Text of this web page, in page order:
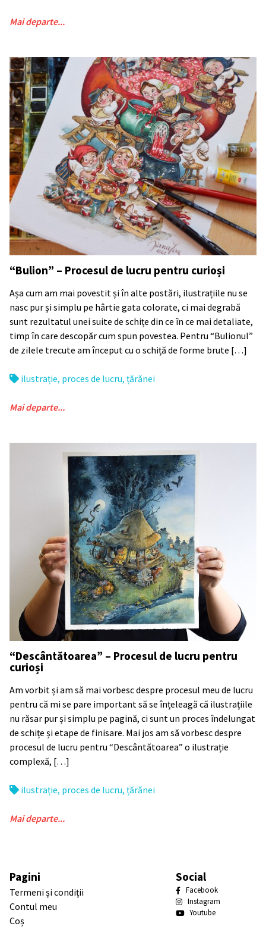
Mai departe...
“Bulion” – Procesul de lucru pentru curioși
Așa cum am mai povestit și în alte postări, ilustrațiile nu se
nasc pur și simplu pe hârtie gata colorate, ci mai degrabă
sunt rezultatul unei suite de schițe din ce în ce mai detaliate,
timp în care descopăr cum spun povestea. Pentru “Bulionul”
de zilele trecute am început cu o schiță de forme brute […]
ilustrație, proces de lucru, țărănei
Mai departe...
“Descântătoarea” – Procesul de lucru pentru
curioși
Am vorbit și am să mai vorbesc despre procesul meu de lucru
pentru că mi se pare important să se înțeleagă că ilustrațiile
nu răsar pur și simplu pe pagină, ci sunt un proces îndelungat
de schițe și etape de finisare. Mai jos am să vorbesc despre
procesul de lucru pentru “Descântătoarea” o ilustrație
complexă, […]
ilustrație, proces de lucru, țărănei
Mai departe...
Pagini
Termeni și condiții
Contul meu
Coș
Social
Facebook
Instagram
Youtube